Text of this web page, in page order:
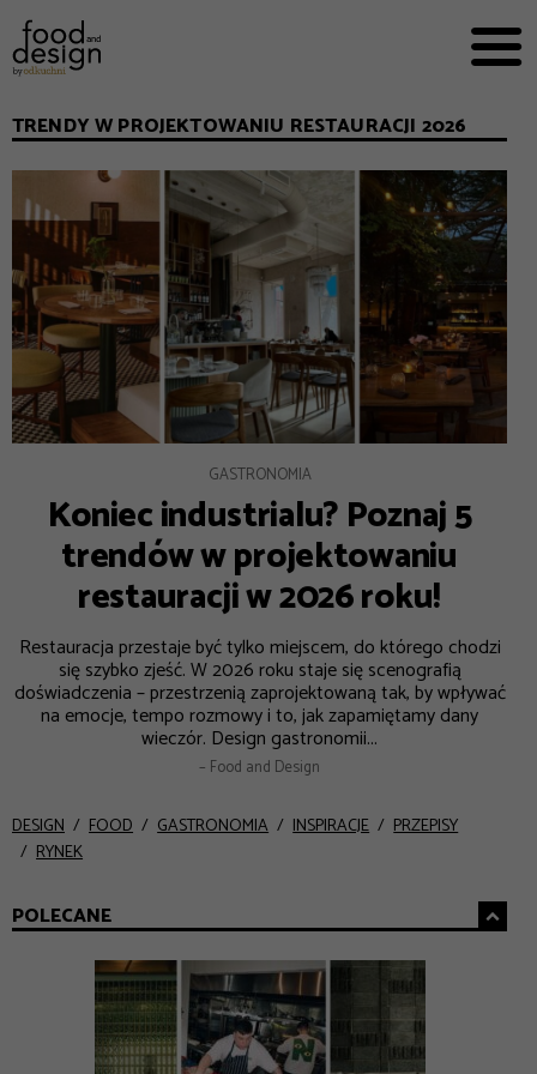


EKSPERCI
FOOD WORKING
E-BOOKI
O NAS
REKLAMA
TRENDY W PROJEKTOWANIU RESTAURACJI 2026
GASTRONOMIA
Koniec industrialu? Poznaj 5
trendów w projektowaniu
restauracji w 2026 roku!
Restauracja przestaje być tylko miejscem, do którego chodzi
się szybko zjeść. W 2026 roku staje się scenografią
doświadczenia – przestrzenią zaprojektowaną tak, by wpływać
na emocje, tempo rozmowy i to, jak zapamiętamy dany
wieczór. Design gastronomii...
– Food and Design
DESIGN FOOD GASTRONOMIA INSPIRACJE
PRZEPISY
RYNEK
POLECANE